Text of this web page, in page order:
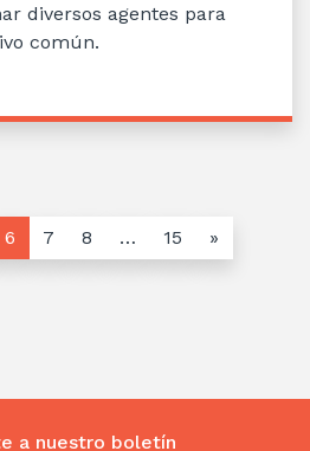
diversos agentes para
común.
6 7 8 … 15 »
a nuestro boletín